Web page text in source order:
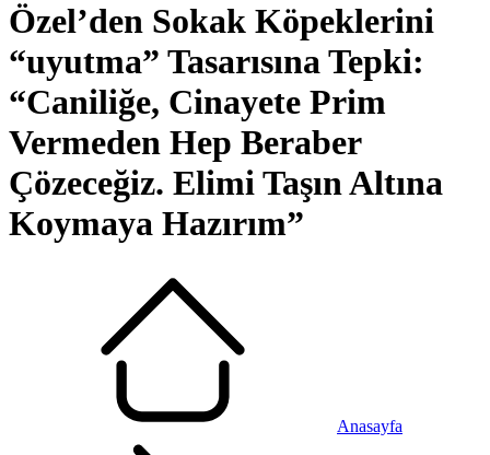
Özel’den Sokak Köpeklerini
“uyutma” Tasarısına Tepki:
“Caniliğe, Cinayete Prim
Vermeden Hep Beraber
Çözeceğiz. Elimi Taşın Altına
Koymaya Hazırım”
Anasayfa